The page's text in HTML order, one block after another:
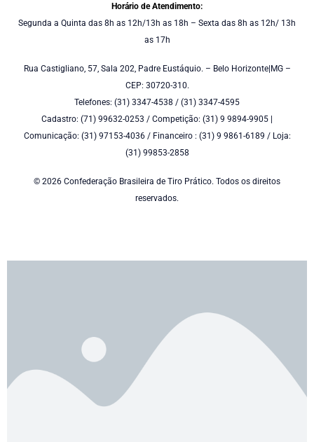
Horário de Atendimento:
Segunda a Quinta das 8h as 12h/13h as 18h – Sexta das 8h as 12h/ 13h
as 17h
Rua Castigliano, 57, Sala 202, Padre Eustáquio. – Belo Horizonte|MG –
CEP: 30720-310.
Telefones: (31) 3347-4538 / (31) 3347-4595
Cadastro: (71) 99632-0253 / Competição: (31) 9 9894-9905 |
Comunicação: (31) 97153-4036 / Financeiro : (31) 9 9861-6189 / Loja:
(31) 99853-2858
© 2026 Confederação Brasileira de Tiro Prático. Todos os direitos
reservados.